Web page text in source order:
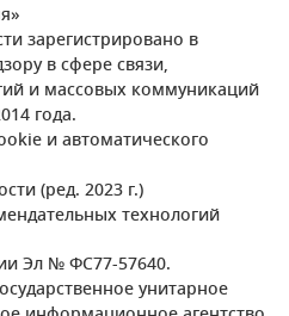
зарегистрировано в
в сфере связи,
и массовых коммуникаций
года.
и автоматического
(ред. 2023 г.)
технологий
Эл № ФС77-57640.
унитарное